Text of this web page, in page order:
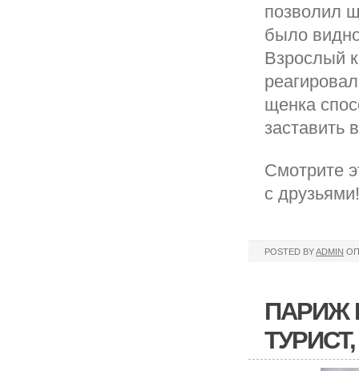
позволил
было
Взрослый
щенка
заставить
Смотрите
с друзьями!
POSTED BYADMIN
ПАРИЖ